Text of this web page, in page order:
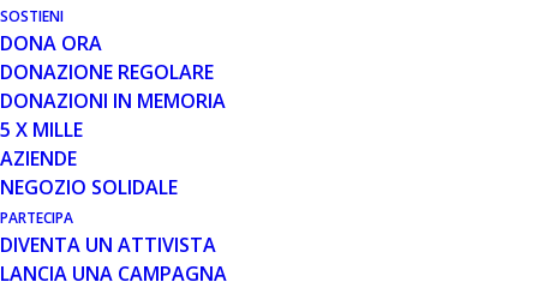
SOSTIENI
DONA ORA
DONAZIONE REGOLARE
DONAZIONI IN MEMORIA
5 X MILLE
AZIENDE
NEGOZIO SOLIDALE
PARTECIPA
DIVENTA UN ATTIVISTA
LANCIA UNA CAMPAGNA
E’ stata aggiornata a febbraio 2022 la Guida alle
Agevolazioni Fiscali per persone con disabilità, che
l’Agenzia delle Entrate periodicamente pubblica per
fornire ai cittadini uno strumento per potersi orientare
nelle agevolazioni e nei benefici fiscali che la normativa
tributaria prevede per le i contribuenti con disabilità.